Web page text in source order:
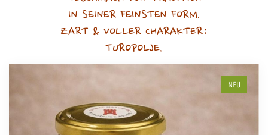
IN SEINER FEINSTEN FORM.
ZART & VOLLER CHARAKTER:
TUROPOLJE.
NEU